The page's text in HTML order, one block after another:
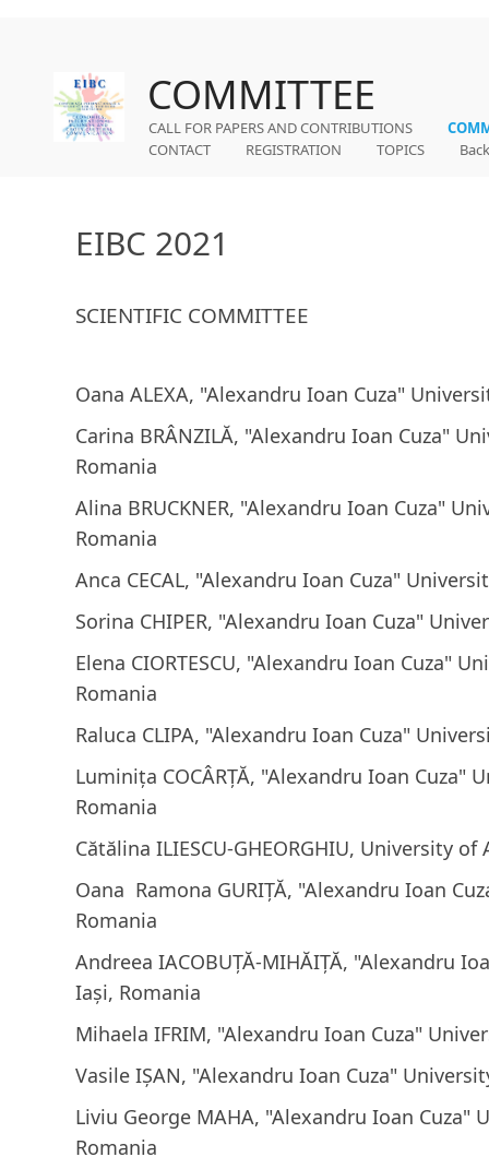
COMMITTEE
CALL FOR PAPERS AND CONTRIBUTIONS
CONTACT
REGISTRATION TOPICS
EIBC 2021
SCIENTIFIC COMMITTEE
Oana ALEXA, "Alexandru Ioan Cuza"
Carina BRÂNZILĂ, "Alexandru Ioan Cuza"
Romania
Alina BRUCKNER, "Alexandru Ioan Cuza"
Romania
Anca CECAL, "Alexandru Ioan Cuza"
Sorina CHIPER, "Alexandru Ioan Cuza"
Elena CIORTESCU, "Alexandru Ioan Cuza"
Romania
Raluca CLIPA, "Alexandru Ioan Cuza"
Luminița COCÂRȚĂ, "Alexandru Ioan Cuza"
Romania
Cătălina ILIESCU-GHEORGHIU, University
Oana Ramona GURIȚĂ, "Alexandru Ioan
Romania
Andreea IACOBUȚĂ-MIHĂIȚĂ, "Alexandru
Iași, Romania
Mihaela IFRIM, "Alexandru Ioan Cuza"
Vasile IȘAN, "Alexandru Ioan Cuza"
Liviu George MAHA, "Alexandru Ioan Cuza"
Romania